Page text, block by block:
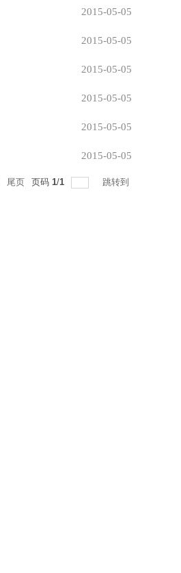
2015-05-05
2015-05-05
2015-05-05
2015-05-05
2015-05-05
2015-05-05
尾页 页码 1/1 跳转到